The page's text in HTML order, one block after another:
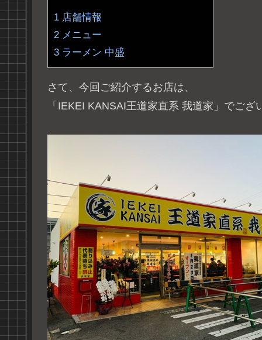
1 店舗情報
2 メニュー
3 ラーメン 中盛
さて、今回ご紹介するお店は、
「IEKEI KANSAI王道家直系 我道家」でござ